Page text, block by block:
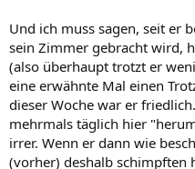
Und ich muss sagen, seit er
sein Zimmer gebracht wird,
(also überhaupt trotzt er
eine erwähnte Mal einen
dieser Woche war er
mehrmals täglich hier
irrer. Wenn er dann wie
(vorher) deshalb schimpften